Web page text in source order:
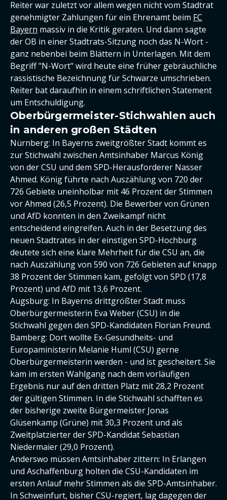
Reiter war zuletzt vor allem wegen nicht vom Stadtrat
genehmigter Zahlungen für ein Ehrenamt beim FC
Bayern massiv in die Kritik geraten. Und dann sagte
der OB in einer Stadtrats-Sitzung noch das N-Wort -
ganz nebenbei beim Blättern in Unterlagen. Mit dem
Begriff "N-Wort" wird heute eine früher gebräuchliche
rassistische Bezeichnung für Schwarze umschrieben.
Reiter bat daraufhin in einem schriftlichen Statement
um Entschuldigung.
Oberbürgermeister-Stichwahlen auch
in anderen großen Städten
Nürnberg: In Bayerns zweitgrößter Stadt kommt es
zur Stichwahl zwischen Amtsinhaber Marcus König
von der CSU und dem SPD-Herausforderer Nasser
Ahmed. König führte nach Auszählung von 720 der
726 Gebiete uneinholbar mit 46 Prozent der Stimmen
vor Ahmed (26,5 Prozent). Die Bewerber von Grünen
und AfD konnten in den Zweikampf nicht
entscheidend eingreifen. Auch in der Besetzung des
neuen Stadtrates in der einstigen SPD-Hochburg
deutete sich eine klare Mehrheit für die CSU an, die
nach Auszählung von 590 von 726 Gebieten auf knapp
38 Prozent der Stimmen kam, gefolgt von SPD (17,8
Prozent) und AfD mit 13,6 Prozent.
Augsburg: In Bayerns drittgrößter Stadt muss
Oberbürgermeisterin Eva Weber (CSU) in die
Stichwahl gegen den SPD-Kandidaten Florian Freund.
Bamberg: Dort wollte Ex-Gesundheits- und
Europaministerin Melanie Huml (CSU) gerne
Oberbürgermeisterin werden - und ist gescheitert. Sie
kam im ersten Wahlgang nach dem vorläufigen
Ergebnis nur auf den dritten Platz mit 28,2 Prozent
der gültigen Stimmen. In die Stichwahl schafften es
der bisherige zweite Bürgermeister Jonas
Glüsenkamp (Grüne) mit 30,3 Prozent und als
Zweitplatzierter der SPD-Kandidat Sebastian
Niedermaier (29,0 Prozent).
Anderswo müssen Amtsinhaber zittern: In Erlangen
und Aschaffenburg holten die CSU-Kandidaten im
ersten Anlauf mehr Stimmen als die SPD-Amtsinhaber.
In Schweinfurt, bisher CSU-regiert, lag dagegen der